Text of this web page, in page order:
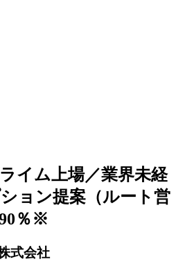
イム上場／業界未経
ョン提案（ルート営
％※
式会社